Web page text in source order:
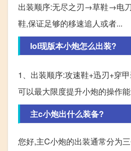
出装顺序:无尽之刃→草鞋→电
鞋,保证足够的移速追人或者...
lol现版本小炮怎么出装?
1、出装顺序:攻速鞋+迅刃+穿
可以最大限度提升小炮的操作能
主c小炮出什么装备?
您好,主C小炮的出装通常分为